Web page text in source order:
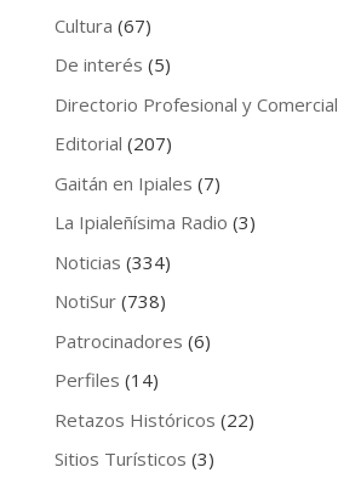
Cultura (67)
De interés (5)
Directorio Profesional y Comercial
Editorial (207)
Gaitán en Ipiales (7)
La Ipialeñísima Radio (3)
Noticias (334)
NotiSur(738)
Patrocinadores (6)
Perfiles (14)
Retazos Históricos (22)
Sitios Turísticos (3)